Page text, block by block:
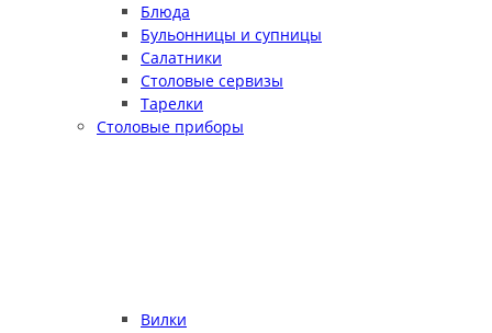
Блюда
Бульонницы и супницы
Салатники
Столовые сервизы
Тарелки
Столовые приборы
Вилки